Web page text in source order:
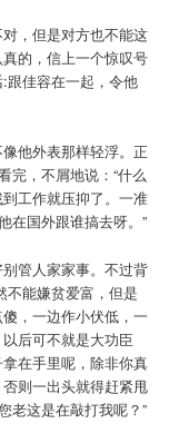
，但是对方也不能这
的，信上一个惊叹号
跟佳容在一起，令他
他外表那样轻浮。正
完，不屑地说：“什么
工作就压抑了。一准
在国外跟谁搞去呀。”
管人家家事。不过背
不能嫌贫爱富，但是
，一边作小伏低，一
后可不就是大功臣
在手里呢，除非你真
则一出头就得赶紧甩
老这是在敲打我呢？”